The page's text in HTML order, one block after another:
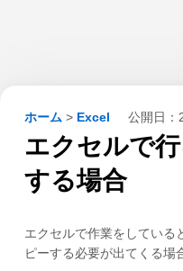
ホーム > Excel 公開日：
エクセルで
する場合
エクセルで作業をしている
ピーする必要が出てくる場